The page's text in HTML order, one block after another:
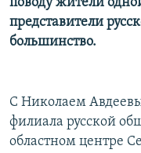
поводу жители
представители
большинство.
С Николаем
филиала русской
областном центре